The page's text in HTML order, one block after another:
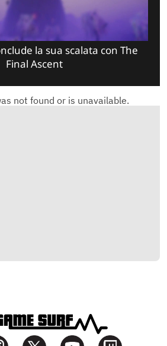
la sua scalata con The
Final Ascent